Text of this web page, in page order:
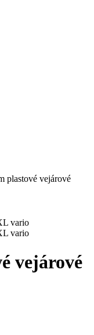
plastové vejárové
vejárové